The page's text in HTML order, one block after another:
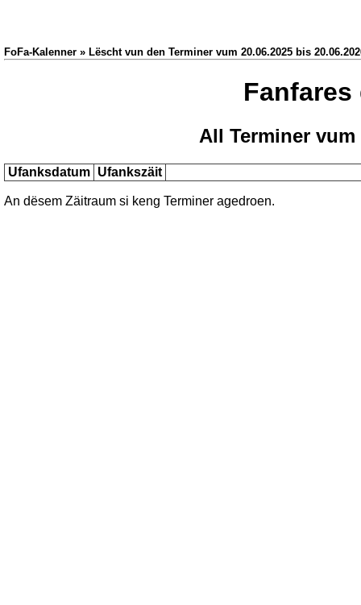
FoFa-Kalenner » Lëscht vun den Terminer vum 20.06.2025 bis
All Terminer vum
Ufanksdatum Ufankszäit
An dësem Zäitraum si keng Terminer agedroen.